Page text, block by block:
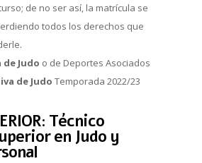
de no ser así, la matrícula se
todos los derechos que
de Judo o de Deportes Asociados
de Judo Temporada 2022/23
Técnico
en Judo y